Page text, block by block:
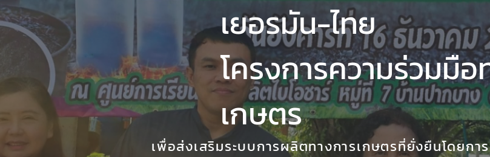
เยอรมัน-ไทย
โครงการความร่วมมือ
เกษตร
เพื่อส่งเสริมระบบการผลิตทางการเกษตรที่ยั่งยืนโดยกา